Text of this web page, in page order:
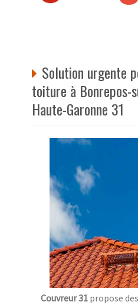
Solution urgente
toiture à Bonrepos-
Haute-Garonne 31
Couvreur 31 propose